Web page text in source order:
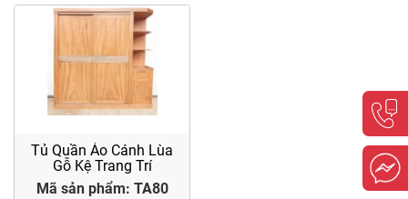
Tủ Quần Áo Cánh Lùa
Gỗ Kệ Trang Trí
Mã sản phẩm: TA80